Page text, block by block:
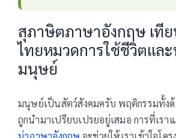
สุภาษิตภาษาอังกฤษ เที
ไทยหมวดการใช้ชีวิตแล
มนุษย์
มนุษย์เป็นสัตว์สังคมครับ พฤติกรรมทั้ง
ถูกนำมาเปรียบเปรยอยู่เสมอ การที่เรา